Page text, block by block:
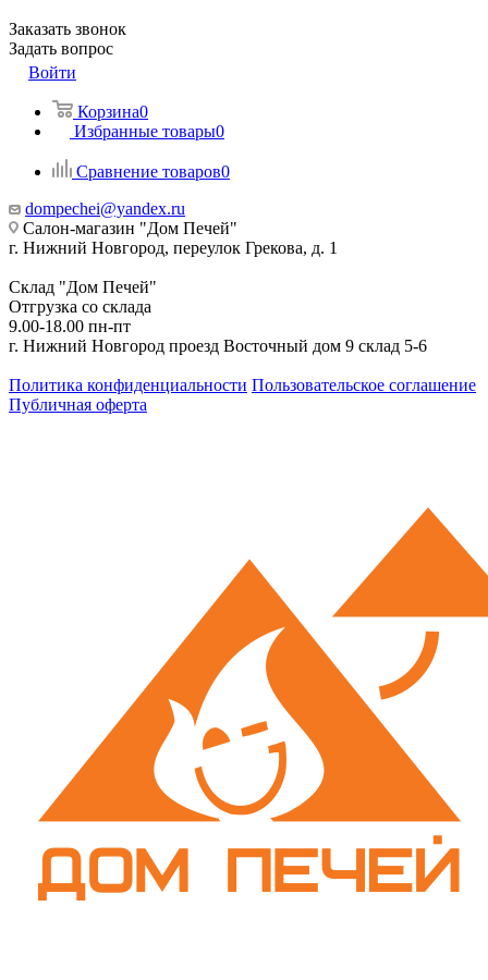
Заказать звонок
Задать вопрос
Войти
Корзина0
Избранные товары0
Сравнение товаров0
dompechei@yandex.ru
Салон-магазин "Дом Печей"
г. Нижний Новгород, переулок Грекова, д. 1
Склад "Дом Печей"
Отгрузка со склада
9.00-18.00 пн-пт
г. Нижний Новгород проезд Восточный дом 9 склад 5-6
Политика конфиденциальности Пользовательское соглашение
Публичная оферта